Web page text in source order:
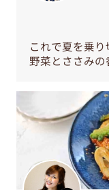
これで夏を乗
野菜とささみの